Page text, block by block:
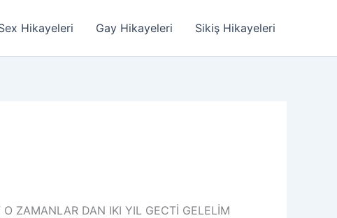
Hikayeleri Gay Hikayeleri Sikiş Hikayeleri
ZAMANLAR DAN IKI YIL GECTİ GELELİM